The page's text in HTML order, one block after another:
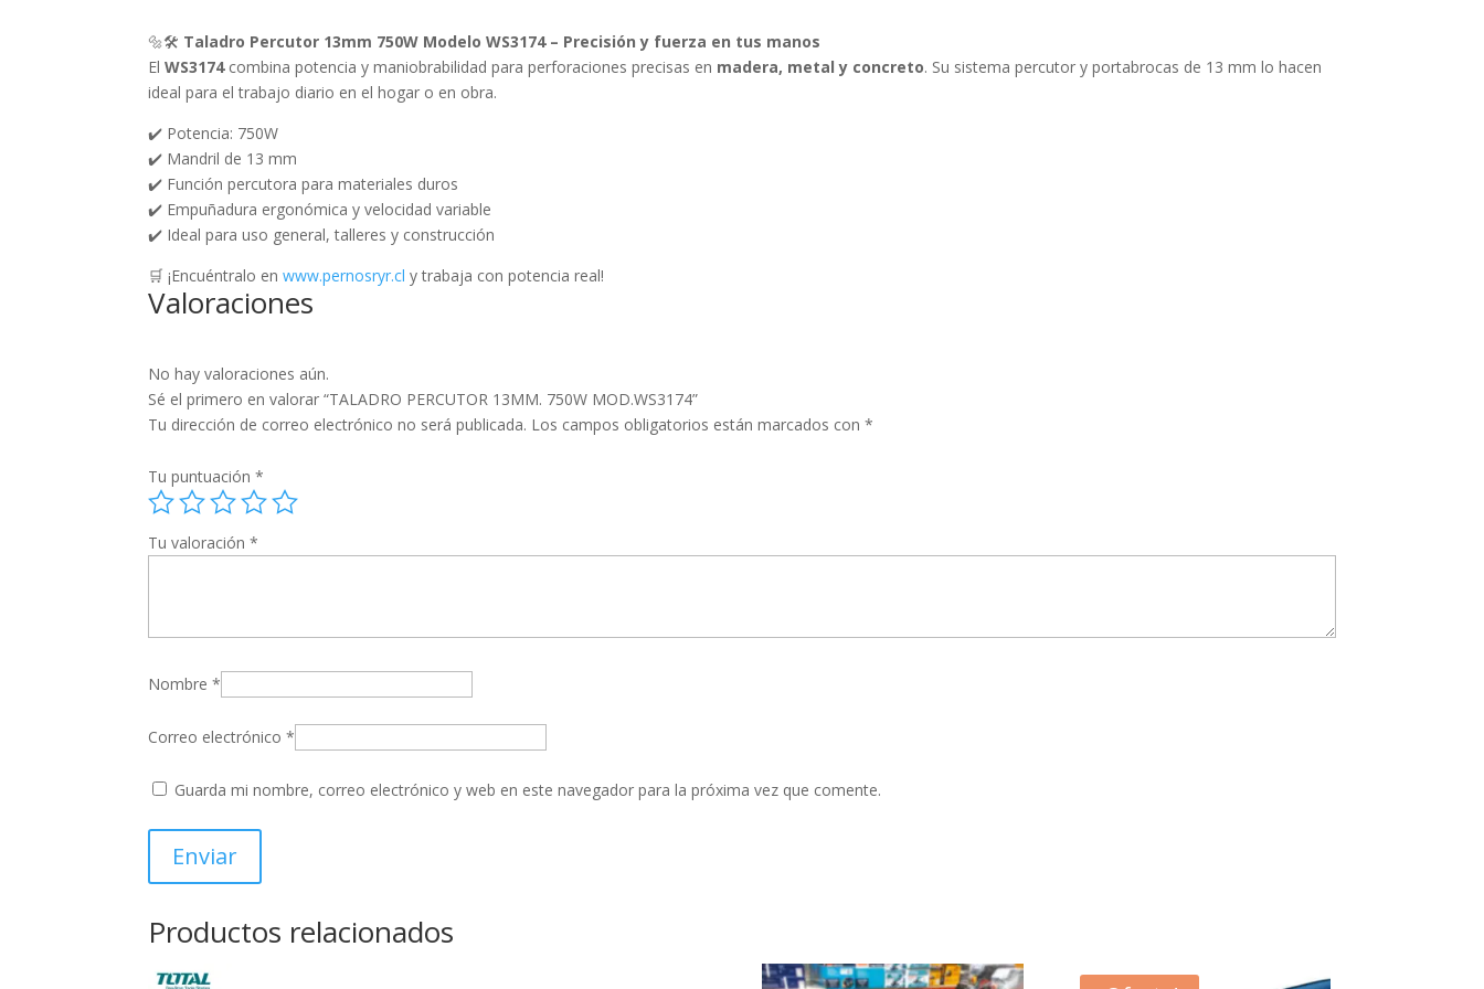
🔩🛠️ Taladro Percutor 13mm 750W Modelo WS3174 – Precisión y fuerza en tus manos
ElWS3174combina potencia y maniobrabilidad para perforaciones precisas en madera, metal y concreto. Su sistema percutor y portabrocas de 13 mm lo hacen
ideal para el trabajo diario en el hogar o en obra.
✔️ Potencia: 750W
✔️ Mandril de 13 mm
✔️ Función percutora para materiales duros
✔️ Empuñadura ergonómica y velocidad variable
✔️ Ideal para uso general, talleres y construcción
🛒 ¡Encuéntralo enwww.pernosryr.cl y trabaja con potencia real!
Valoraciones
No hay valoraciones aún.
Sé el primero en valorar “TALADRO PERCUTOR 13MM. 750W MOD.WS3174”
Tu dirección de correo electrónico no será publicada. Los campos obligatorios están marcados con*
Tu puntuación*
Tu valoración*
Nombre*
Correo electrónico*
Guarda mi nombre, correo electrónico y web en este navegador para la próxima vez que comente.
Productos relacionados